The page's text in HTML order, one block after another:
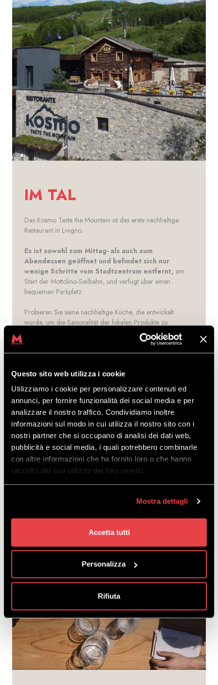
Questo sito web utilizza i cookie
Utilizziamo i cookie per personalizzare contenuti ed
annunci, per fornire funzionalità dei social media e per
analizzare il nostro traffico. Condividiamo inoltre
informazioni sul modo in cui utilizza il nostro sito con i
nostri partner che si occupano di analisi dei dati web,
pubblicità e social media, i quali potrebbero combinarle
con altre informazioni che ha fornito loro o che hanno
raccolto dal suo utilizzo dei loro servizi.
Mostra dettagli
Accetta tutti
Personalizza
Rifiuta
IM TAL
Das Kosmo Taste the Mountain ist das erste nachhaltige
Restaurant in Livigno.
Es ist sowohl zum Mittag- als auch zum
Abendessen geöffnet und befindet sich nur
wenige Schritte vom Stadtzentrum entfernt, am
Start der Mottolino-Seilbahn, und verfügt über einen
bequemen Parkplatz.
Probieren Sie seine nachhaltige Küche, die entwickelt
wurde, um die Saisonalität der lokalen Produkte zu
Eine Reservierung wird empfohlen, indem Sie die Nummer
Kosmo Taste of Mountain.
MEHR ENTDECKEN